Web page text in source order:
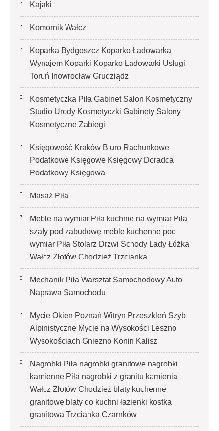
Kajaki
Komornik Wałcz
Koparka Bydgoszcz Koparko Ładowarka
Wynajem Koparki Koparko Ładowarki Usługi
Toruń Inowrocław Grudziądz
Kosmetyczka Piła Gabinet Salon Kosmetyczny
Studio Urody Kosmetyczki Gabinety Salony
Kosmetyczne Zabiegi
Księgowość Kraków Biuro Rachunkowe
Podatkowe Księgowe Księgowy Doradca
Podatkowy Księgowa
Masaż Piła
Meble na wymiar Piła kuchnie na wymiar Piła
szafy pod zabudowę meble kuchenne pod
wymiar Piła Stolarz Drzwi Schody Lady Łóżka
Wałcz Złotów Chodzież Trzcianka
Mechanik Piła Warsztat Samochodowy Auto
Naprawa Samochodu
Mycie Okien Poznań Witryn Przeszkleń Szyb
Alpinistyczne Mycie na Wysokości Leszno
Wysokościach Gniezno Konin Kalisz
Nagrobki Piła nagrobki granitowe nagrobki
kamienne Piła nagrobki z granitu kamienia
Wałcz Złotów Chodzież blaty kuchenne
granitowe blaty do kuchni łazienki kostka
granitowa Trzcianka Czarnków